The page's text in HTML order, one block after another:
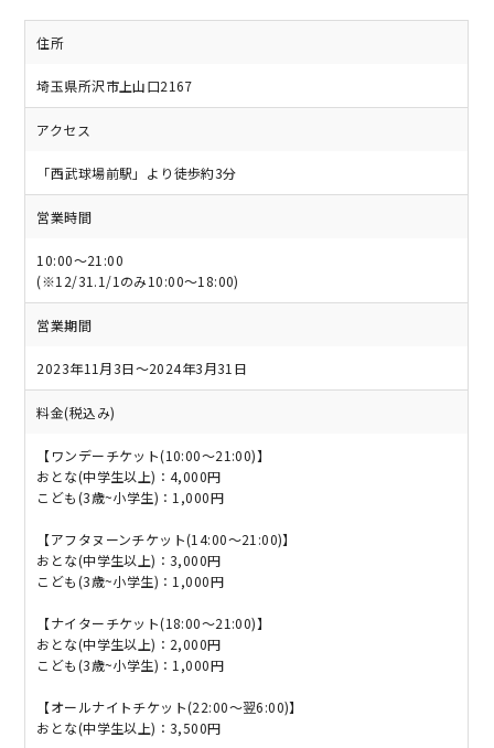
住所
埼玉県所沢市上山口2167
アクセス
「西武球場前駅」より徒歩約3分
営業時間
10:00～21:00
(※12/31.1/1のみ10:00～18:00)
営業期間
2023年11月3日～2024年3月31日
料金(税込み)
【ワンデーチケット(10:00～21:00)】
おとな(中学生以上)：4,000円
こども(3歳~小学生)：1,000円
【アフタヌーンチケット(14:00～21:00)】
おとな(中学生以上)：3,000円
こども(3歳~小学生)：1,000円
【ナイターチケット(18:00～21:00)】
おとな(中学生以上)：2,000円
こども(3歳~小学生)：1,000円
【オールナイトチケット(22:00～翌6:00)】
おとな(中学生以上)：3,500円